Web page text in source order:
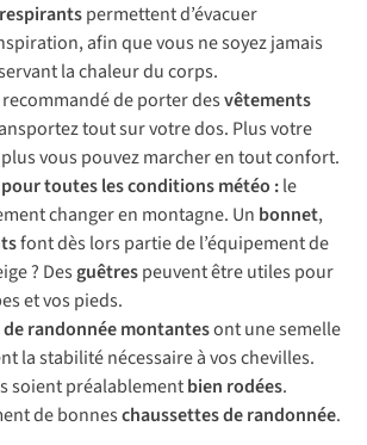
permettent d’évacuer
afin que vous ne soyez jamais
la chaleur du corps.
de porter desvêtements
tout sur votre dos. Plus votre
vous pouvez marcher en tout confort.
toutes les conditions météo :le
changer en montagne. Un bonnet,
font dès lors partie de l’équipement de
? Des guêtrespeuvent être utiles pour
et vos pieds.
de randonnée montantesont une semelle
la stabilité nécessaire à vos chevilles.
soient préalablementbien rodées.
de bonneschaussettes de randonnée.